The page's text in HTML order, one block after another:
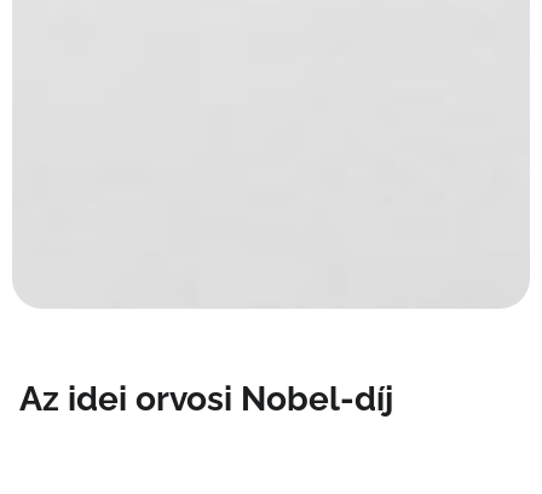
Az idei orvosi Nobel-díj